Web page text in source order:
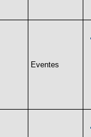
Eventes